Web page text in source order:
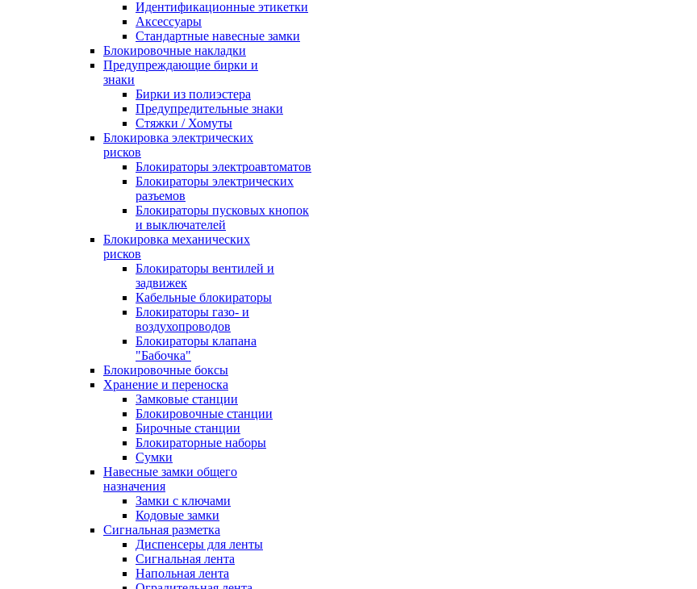
Идентификационные этикетки
Аксессуары
Стандартные навесные замки
Блокировочные накладки
Предупреждающие бирки и
знаки
Бирки из полиэстера
Предупредительные знаки
Стяжки / Хомуты
Блокировка электрических
рисков
Блокираторы электроавтоматов
Блокираторы электрических
разъемов
Блокираторы пусковых кнопок
и выключателей
Блокировка механических
рисков
Блокираторы вентилей и
задвижек
Кабельные блокираторы
Блокираторы газо- и
воздухопроводов
Блокираторы клапана
"Бабочка"
Блокировочные боксы
Хранение и переноска
Замковые станции
Блокировочные станции
Бирочные станции
Блокираторные наборы
Сумки
Навесные замки общего
назначения
Замки с ключами
Кодовые замки
Сигнальная разметка
Диспенсеры для ленты
Сигнальная лента
Напольная лента